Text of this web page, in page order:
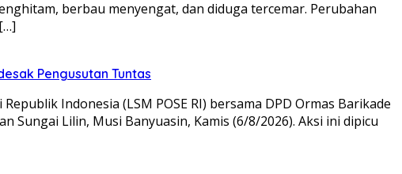
berbau menyengat, dan diduga tercemar. Perubahan
Pengusutan Tuntas
Indonesia (LSM POSE RI) bersama DPD Ormas Barikade
Sungai Lilin, Musi Banyuasin, Kamis (6/8/2026). Aksi ini dipicu